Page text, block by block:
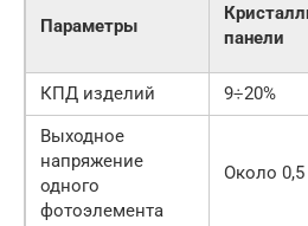
Параметры
панели
КПД изделий
9÷20%
Выходное
напряжение
одного
фотоэлемента
Около